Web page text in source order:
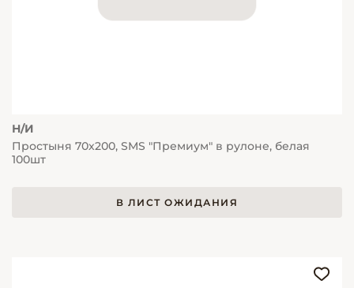
Н/И
Простыня 70х200, SMS "Премиум" в рулоне, белая
100шт
В ЛИСТ ОЖИДАНИЯ